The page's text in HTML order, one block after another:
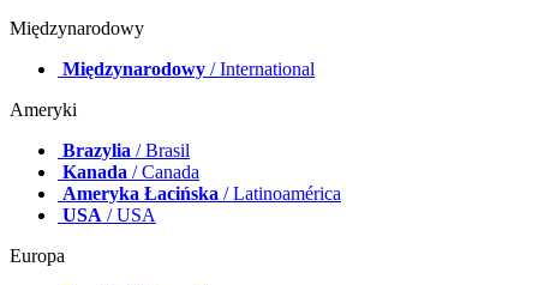
Międzynarodowy
Międzynarodowy / International
Ameryki
Brazylia / Brasil
Kanada / Canada
Ameryka Łacińska / Latinoamérica
USA / USA
Europa